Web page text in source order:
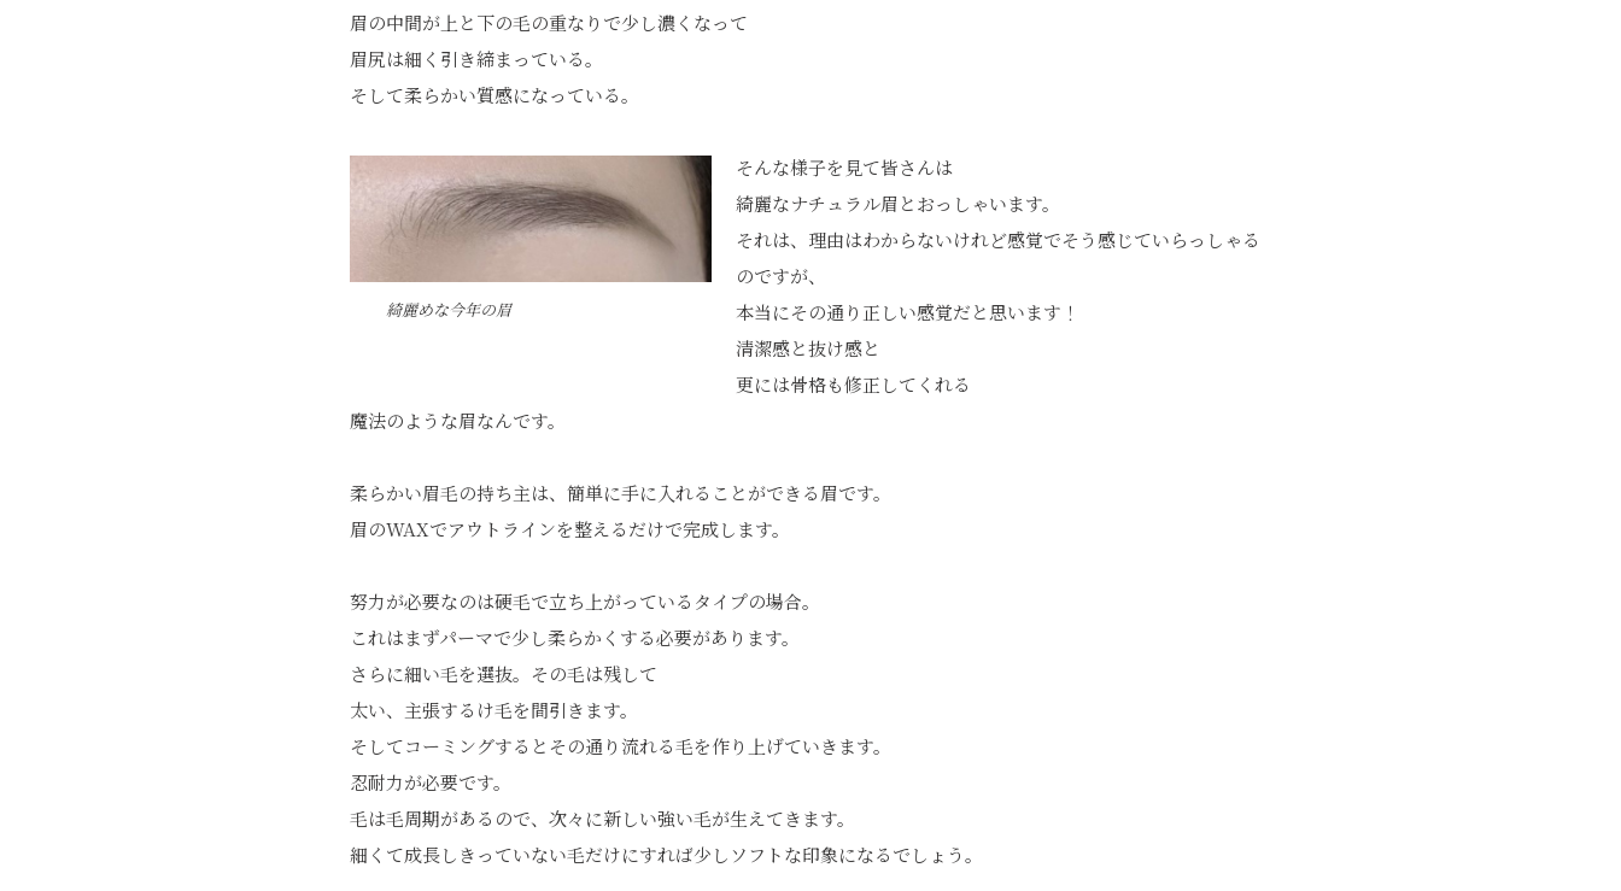
眉の中間が上と下の毛の重なりで少し濃くなって
眉尻は細く引き締まっている。
そして柔らかい質感になっている。
綺麗めな今年の眉
そんな様子を見て皆さんは
綺麗なナチュラル眉とおっしゃいます。
それは、理由はわからないけれど感覚でそう感じていらっしゃる
のですが、
本当にその通り正しい感覚だと思います！
清潔感と抜け感と
更には骨格も修正してくれる
魔法のような眉なんです。
柔らかい眉毛の持ち主は、簡単に手に入れることができる眉です。
眉のWAXでアウトラインを整えるだけで完成します。
努力が必要なのは硬毛で立ち上がっているタイプの場合。
これはまずパーマで少し柔らかくする必要があります。
さらに細い毛を選抜。その毛は残して
太い、主張するけ毛を間引きます。
そしてコーミングするとその通り流れる毛を作り上げていきます。
忍耐力が必要です。
毛は毛周期があるので、次々に新しい強い毛が生えてきます。
細くて成長しきっていない毛だけにすれば少しソフトな印象になるでしょう。